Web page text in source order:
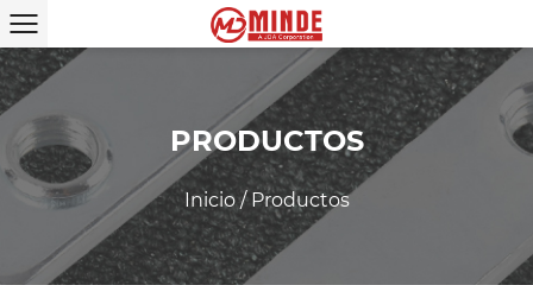
PRODUCTOS
Inicio/Productos